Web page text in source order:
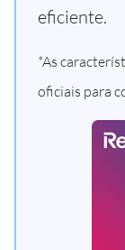
eficiente.
*As
oficiais para